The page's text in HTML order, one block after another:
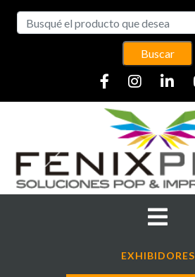
Buscar
EXHIBIDORES